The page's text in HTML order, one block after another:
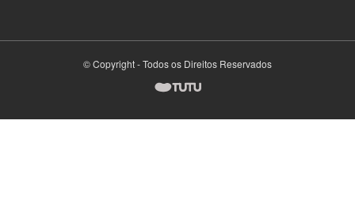
© Copyright - Todos os Direitos Reservados